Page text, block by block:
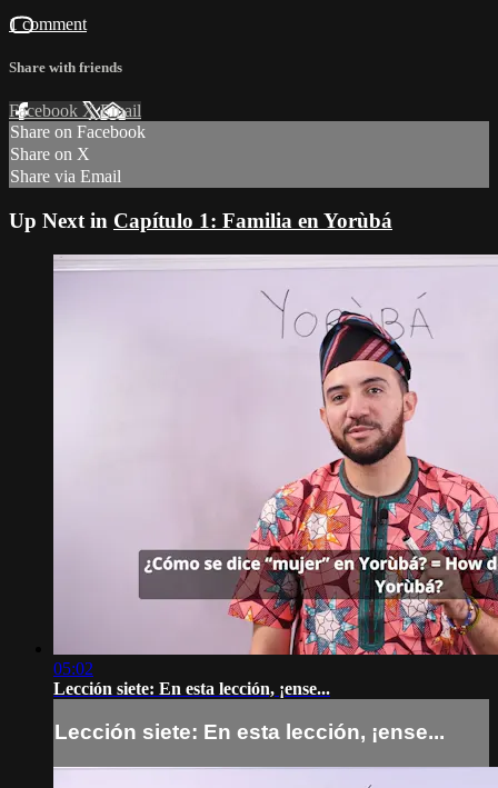
1 comment
Share with friends
Facebook XEmail
Share on Facebook
Share on X
Share via Email
Up Next in Capítulo 1: Familia en Yorùbá
05:02
Lección siete: En esta lección, ¡ense...
Lección siete: En esta lección, ¡ense...